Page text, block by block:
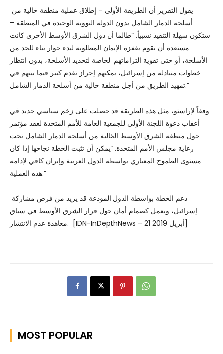
أسلحة الدمار الشامل بدون الدولة النووية الوحيدة في المنطقة –
ستكون سهلة التنفيذ نسبياً. “طالما أن دول الشرق الأوسط الأخرى كانت
مستعدة أن تقوم بقفزة الإيمان المطلوبة لبدء حوار بناء للحد من
الأسلحة، أو حتى تقوية التزاماتهم الخاصة لتحديد الأسلحة، بدون انتظار
خطوات متبادلة من إسرائيل، يمكنهم إحراز تقدم كبير فيما بينهم في
تمهيد الطريق من أجل منطقة خالية من أسلحة الدمار الشامل.”
وفقاً لإراستو، مثل هذه الطريقة قد حصلت على زخم سياسي جديد في
أعقاب دعوة اللجنة الأولى للجمعية العامة للأمم المتحدة لعقد مؤتمر
حول منطقة الشرق الأوسط الخالية من أسلحة الدمار الشامل تحت
رعاية مجلس الأمم المتحدة. “يمكن أن تثبت الخطة نجاحها إذا كان
مستوى الطموح المعياري بواسطة الدول العربية وإيران كافي لإدامة
هذه العملية.”
إسرائيل، ويعمل كصمام أمان حول قرار الشرق الأوسط في سياق
معاهدة عدم الانتشار. [IDN-InDepthNews – 21 أبريل 2019]
MOST POPULAR